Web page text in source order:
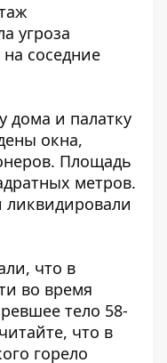
угроза
соседние
и палатку
окна,
Площадь
метров.
ликвидировали
что в
во время
тело 58-
что в
горело